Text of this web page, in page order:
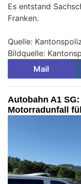
Es entstand
Franken.
Quelle:
Bildquelle:
Mail
Autobahn A1
Motorradunfall